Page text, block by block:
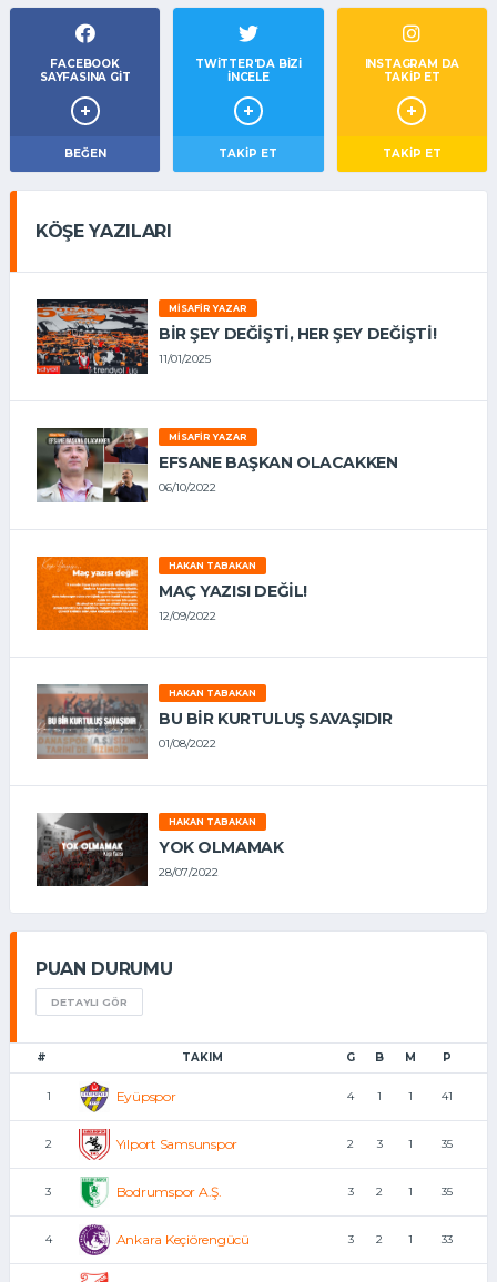
FACEBOOK
SAYFASINA GIT
BEĞEN
TWITTER'DA BIZI
İNCELE
TAKIP ET
INSTAGRAM DA
TAKİP ET
TAKİP ET
KÖŞE YAZILARI
MISAFIR YAZAR
BIR ŞEY DEĞIŞTI, HER ŞEY DEĞIŞTI!
11/01/2025
MISAFIR YAZAR
EFSANE BAŞKAN OLACAKKEN
06/10/2022
HAKAN TABAKAN
MAÇ YAZISI DEĞİL!
12/09/2022
HAKAN TABAKAN
BU BİR KURTULUŞ SAVAŞIDIR
01/08/2022
HAKAN TABAKAN
YOK OLMAMAK
28/07/2022
PUAN DURUMU
DETAYLI GÖR
# TAKIM G B M P
1 Eyüpspor 4 1 1 41
2 Yılport Samsunspor 2 3 1 35
3 Bodrumspor A.Ş. 3 2 1 35
4 Ankara Keçiörengücü 3 2 1 33